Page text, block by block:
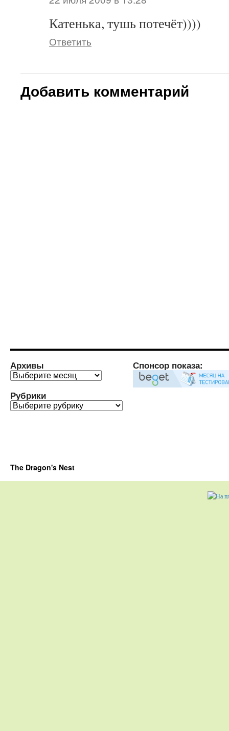
Катенька, тушь потечёт))))
Ответить
Добавить комментарий
Архивы
Архивы
Рубрики
Рубрики
Спонсор показа:
The Dragon's Nest